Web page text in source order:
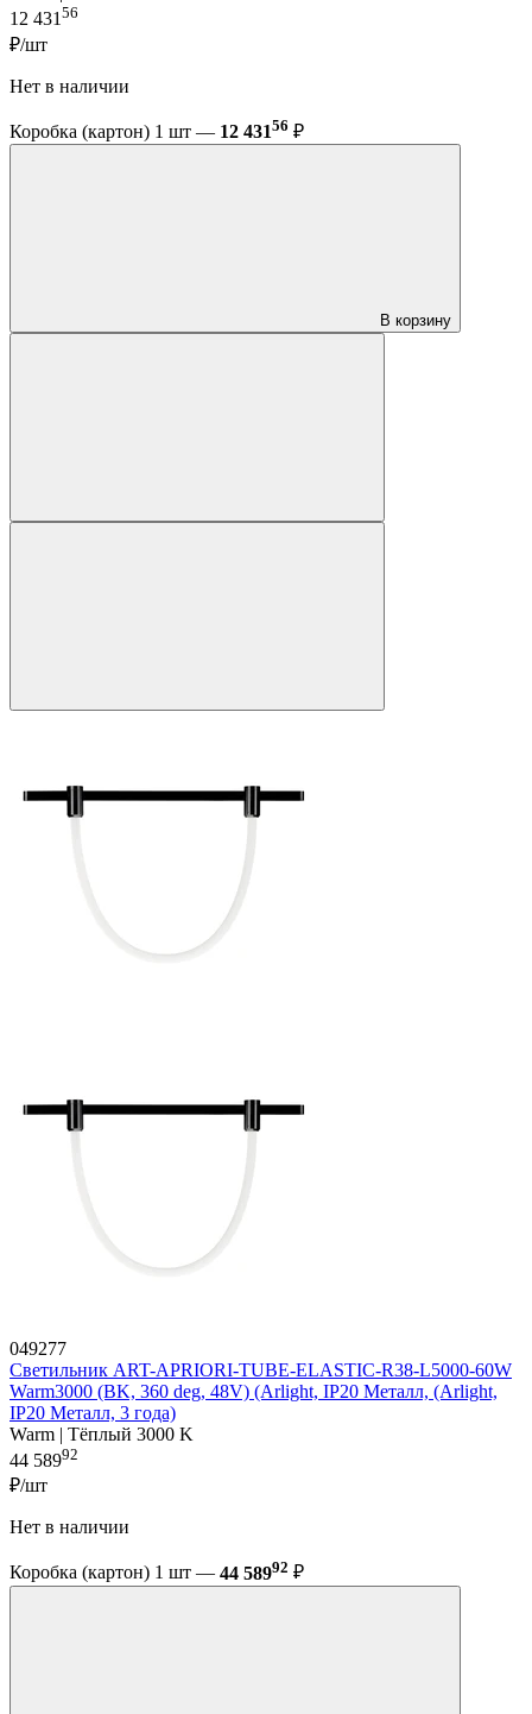
12 43156
₽/шт
Нет в наличии
Коробка (картон) 1 шт — 12 43156 ₽
В корзину
049277
Светильник ART-APRIORI-TUBE-ELASTIC-R38-L5000-60W
Warm3000 (BK, 360 deg, 48V) (Arlight, IP20 Металл, (Arlight,
IP20 Металл, 3 года)
Warm | Тёплый 3000 K
44 58992
₽/шт
Нет в наличии
Коробка (картон) 1 шт — 44 58992 ₽